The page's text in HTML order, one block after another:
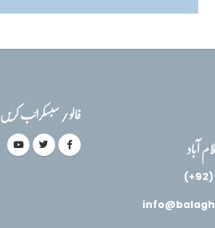
فالو / سبسکرائب کریں